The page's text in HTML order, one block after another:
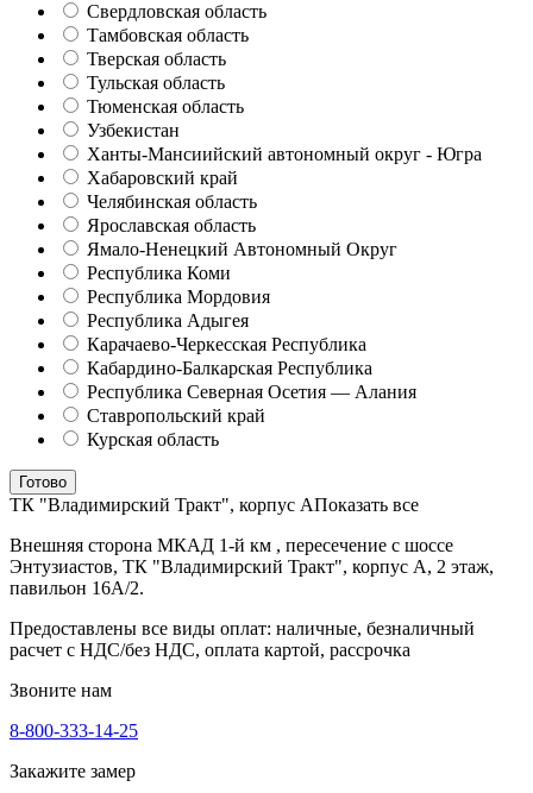
Свердловская область
Тамбовская область
Тверская область
Тульская область
Тюменская область
Узбекистан
Ханты-Мансиийский автономный округ - Югра
Хабаровский край
Челябинская область
Ярославская область
Ямало-Ненецкий Автономный Округ
Республика Коми
Республика Мордовия
Республика Адыгея
Карачаево-Черкесская Республика
Кабардино-Балкарская Республика
Республика Северная Осетия — Алания
Ставропольский край
Курская область
Готово
ТК "Владимирский Тракт", корпус АПоказать все
Внешняя сторона МКАД 1-й км , пересечение с шоссе
Энтузиастов, ТК "Владимирский Тракт", корпус А, 2 этаж,
павильон 16А/2.
Предоставлены все виды оплат: наличные, безналичный
расчет с НДС/без НДС, оплата картой, рассрочка
Звоните нам
8-800-333-14-25
Закажите замер